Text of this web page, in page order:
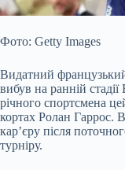
Фото: Getty Images
Видатний
вибув на ранній
річного спортсмена
кортах Ролан Гаррос.
кар’єру після
турніру.